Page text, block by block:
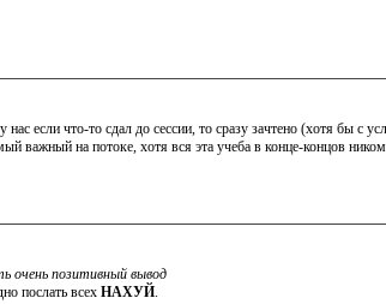
если что-то сдал до сессии, то сразу зачтено (хотя бы с
важный на потоке, хотя вся эта учеба в конце-концов
очень позитивный вывод
послать всех НАХУЙ.